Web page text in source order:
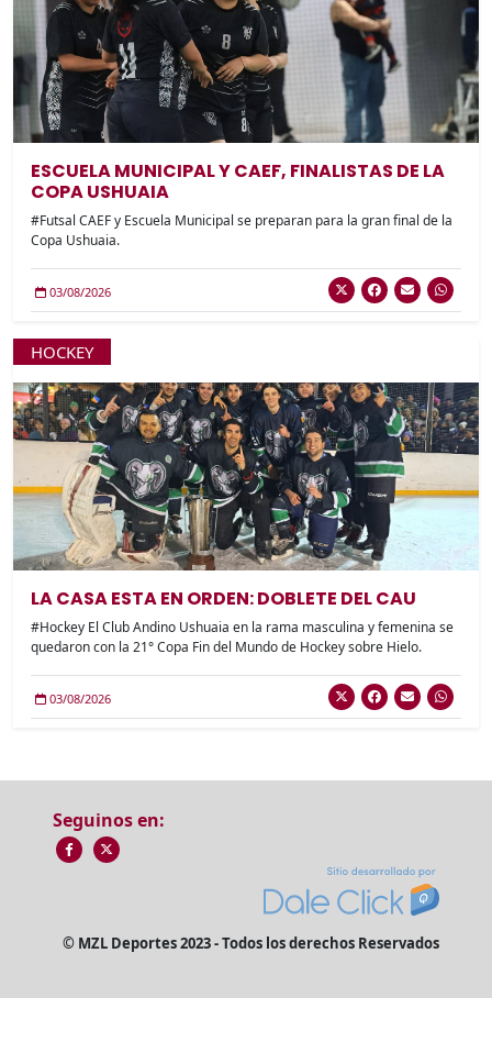
ESCUELA MUNICIPAL Y CAEF, FINALISTAS DE LA
COPA USHUAIA
#Futsal CAEF y Escuela Municipal se preparan para la gran final de la
Copa Ushuaia.
03/08/2026
HOCKEY
LA CASA ESTA EN ORDEN: DOBLETE DEL CAU
#Hockey El Club Andino Ushuaia en la rama masculina y femenina se
quedaron con la 21° Copa Fin del Mundo de Hockey sobre Hielo.
03/08/2026
Seguinos en:
© MZL Deportes 2023 - Todos los derechos Reservados